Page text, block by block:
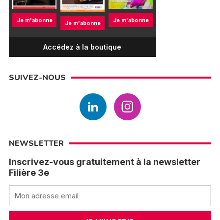
Je m'abonne Je m'abonne Je m'abonne
Accédez à la boutique
SUIVEZ-NOUS
NEWSLETTER
Inscrivez-vous gratuitement à la newsletter
Filière 3e